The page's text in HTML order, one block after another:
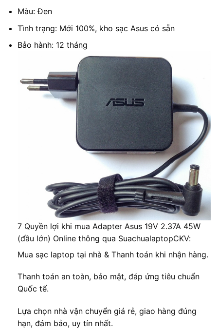
Màu: Đen
Tình trạng: Mới 100%, kho sạc Asus có sẵn
Bảo hành: 12 tháng
7 Quyền lợi khi mua Adapter Asus 19V 2.37A 45W
(đầu lớn) Online thông qua SuachualaptopCKV:
Mua sạc laptop tại nhà & Thanh toán khi nhận hàng.
Thanh toán an toàn, bảo mật, đáp ứng tiêu chuẩn
Quốc tế.
Lựa chọn nhà vận chuyển giá rẻ, giao hàng đúng
hạn, đảm bảo, uy tín nhất.